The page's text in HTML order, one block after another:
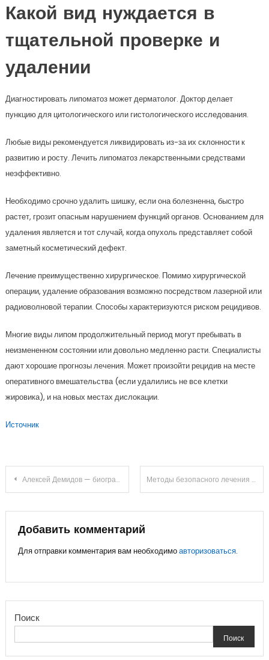
Какой вид нуждается в
тщательной проверке и
удалении
Диагностировать липоматоз может дерматолог. Доктор делает
пункцию для цитологического или гистологического исследования.
Любые виды рекомендуется ликвидировать из-за их склонности к
развитию и росту. Лечить липоматоз лекарственными средствами
неэффективно.
Необходимо срочно удалить шишку, если она болезненна, быстро
растет, грозит опасным нарушением функций органов. Основанием для
удаления является и тот случай, когда опухоль представляет собой
заметный косметический дефект.
Лечение преимущественно хирургическое. Помимо хирургической
операции, удаление образования возможно посредством лазерной или
радиоволновой терапии. Способы характеризуются риском рецидивов.
Многие виды липом продолжительный период могут пребывать в
неизмененном состоянии или довольно медленно расти. Специалисты
дают хорошие прогнозы лечения. Может произойти рецидив на месте
оперативного вмешательства (если удалились не все клетки
жировика), и на новых местах дислокации.
Источник
Навигация
записям
Алексей Демидов — биография знаменитого актера, его личная жизнь, жена, дети, и все, что вам нужно знать о нем Методы безопасного лечения шипицы у детей разного возраста
Добавить комментарий
Для отправки комментария вам необходимоавторизоваться.
Поиск
Поиск